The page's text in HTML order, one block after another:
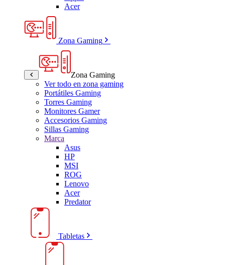
Acer
Zona Gaming
Zona Gaming
Ver todo en zona gaming
Portátiles Gaming
Torres Gaming
Monitores Gamer
Accesorios Gaming
Sillas Gaming
Marca
Asus
HP
MSI
ROG
Lenovo
Acer
Predator
Tabletas